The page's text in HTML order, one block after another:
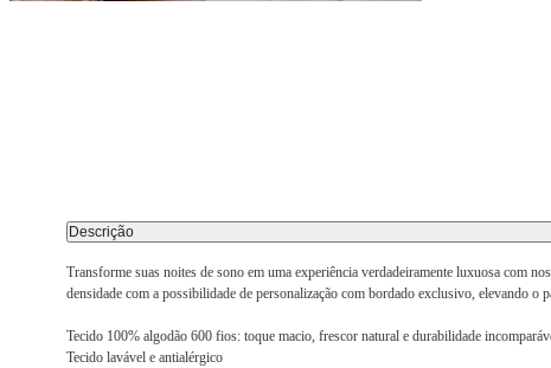
Descrição
Transforme suas noites de sono em uma experiência verdadeiramente luxuosa com
densidade com a possibilidade de personalização com bordado exclusivo, elevando o
Tecido 100% algodão 600 fios: toque macio, frescor natural e durabilidade
Tecido lavável e antialérgico